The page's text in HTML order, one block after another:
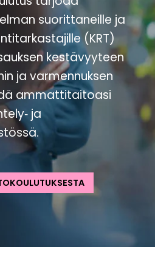
suorittaneille ja
(KRT)
kestävyyteen
ja varmennuksen
ammattitaitoasi
ja